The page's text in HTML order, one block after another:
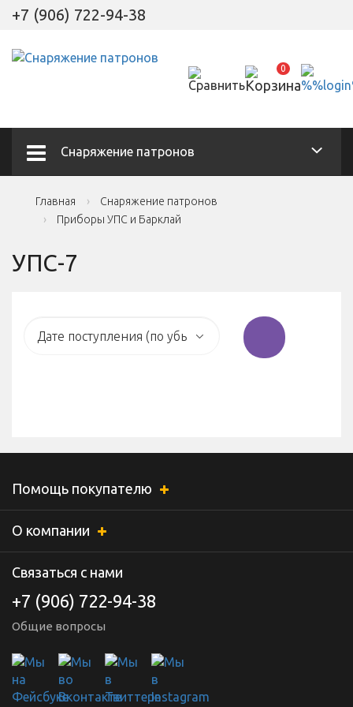
+7 (906) 722-94-38
0
Снаряжение патронов
Главная
Снаряжение патронов
Приборы УПС и Барклай
УПС-7
Помощь покупателю
О компании
Связаться с нами
+7 (906) 722-94-38
Общие вопросы